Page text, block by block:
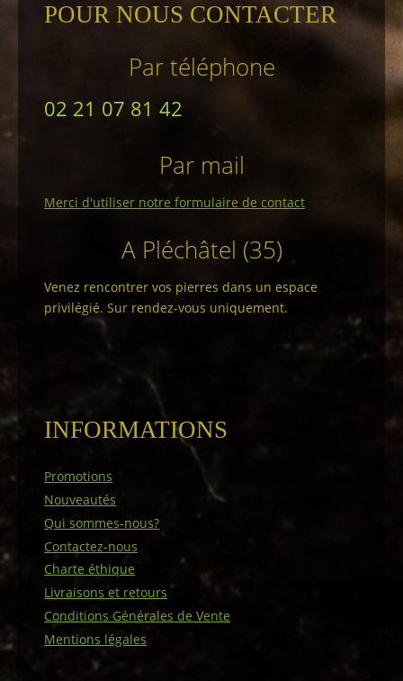
POUR NOUS CONTACTER
Par téléphone
02 21 07 81 42
Par mail
Merci d'utiliser notre formulaire de contact
A Pléchâtel (35)
Venez rencontrer vos pierres dans un espace
privilégié. Sur rendez-vous uniquement.
INFORMATIONS
Promotions
Nouveautés
Qui sommes-nous?
Contactez-nous
Charte éthique
Livraisons et retours
Conditions Générales de Vente
Mentions légales